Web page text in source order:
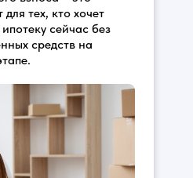
тех, кто хочет
сейчас без
средств на